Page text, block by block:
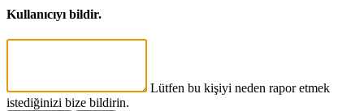
Kullanıcıyı bildir.
Lütfen bu kişiyi neden rapor etmek
istediğinizi bize bildirin.